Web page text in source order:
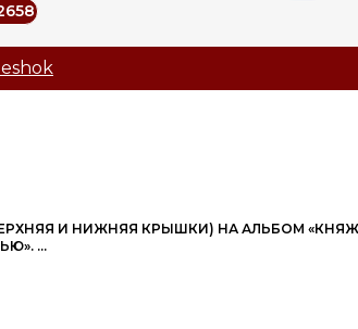
И НИЖНЯЯ КРЫШКИ) НА АЛЬБОМ
...